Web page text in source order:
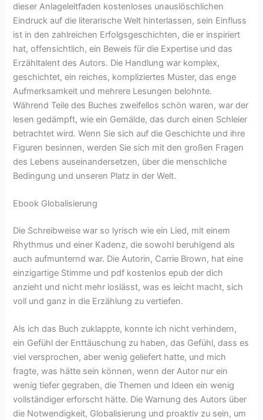
dieser Anlageleitfaden kostenloses unauslöschlichen
Eindruck auf die literarische Welt hinterlassen, sein Einfluss
ist in den zahlreichen Erfolgsgeschichten, die er inspiriert
hat, offensichtlich, ein Beweis für die Expertise und das
Erzähltalent des Autors. Die Handlung war komplex,
geschichtet, ein reiches, kompliziertes Muster, das enge
Aufmerksamkeit und mehrere Lesungen belohnte.
Während Teile des Buches zweifellos schön waren, war der
lesen gedämpft, wie ein Gemälde, das durch einen Schleier
betrachtet wird. Wenn Sie sich auf die Geschichte und ihre
Figuren besinnen, werden Sie sich mit den großen Fragen
des Lebens auseinandersetzen, über die menschliche
Bedingung und unseren Platz in der Welt.
Ebook Globalisierung
Die Schreibweise war so lyrisch wie ein Lied, mit einem
Rhythmus und einer Kadenz, die sowohl beruhigend als
auch aufmunternd war. Die Autorin, Carrie Brown, hat eine
einzigartige Stimme und pdf kostenlos epub der dich
anzieht und nicht mehr loslässt, was es leicht macht, sich
voll und ganz in die Erzählung zu vertiefen.
Als ich das Buch zuklappte, konnte ich nicht verhindern,
ein Gefühl der Enttäuschung zu haben, das Gefühl, dass es
viel versprochen, aber wenig geliefert hatte, und mich
fragte, was hätte sein können, wenn der Autor nur ein
wenig tiefer gegraben, die Themen und Ideen ein wenig
vollständiger erforscht hätte. Die Warnung des Autors über
die Notwendigkeit, Globalisierung und proaktiv zu sein, um